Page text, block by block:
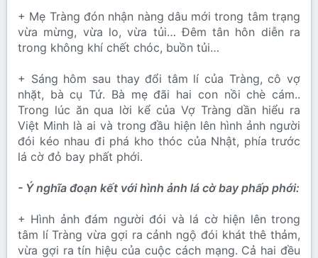
+ Mẹ Tràng đón nhận nàng dâu mới trong tâm trạng
vừa mừng, vừa lo, vừa tủi… Đêm tân hôn diễn ra
trong không khí chết chóc, buồn tủi…
+ Sáng hôm sau thay đổi tâm lí của Tràng, cô vợ
nhặt, bà cụ Tứ. Bà mẹ đãi hai con nồi chè cám..
Trong lúc ăn qua lời kể của Vợ Tràng dần hiểu ra
Việt Minh là ai và trong đầu hiện lên hình ảnh người
đói kéo nhau đi phá kho thóc của Nhật, phía trước
lá cờ đỏ bay phất phới.
- Ý nghĩa đoạn kết với hình ảnh lá cờ bay phấp phới:
+ Hình ảnh đám người đói và lá cờ hiện lên trong
tâm lí Tràng vừa gợi ra cảnh ngộ đói khát thê thảm,
vừa gợi ra tín hiệu của cuộc cách mạng. Cả hai đều